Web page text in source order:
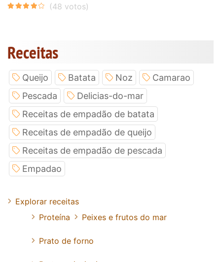
Receitas
Queijo Batata Noz
Camarao
Pescada
Delicias-do-mar
Receitas de empadão de batata
Receitas de empadão de queijo
Receitas de empadão de pescada
Empadao
Explorar receitas
Proteína
Peixes e frutos do mar
Prato de forno